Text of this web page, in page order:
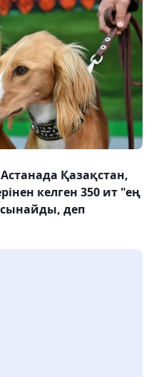
Қазақстан,
келген 350 ит "ең
сынайды, деп